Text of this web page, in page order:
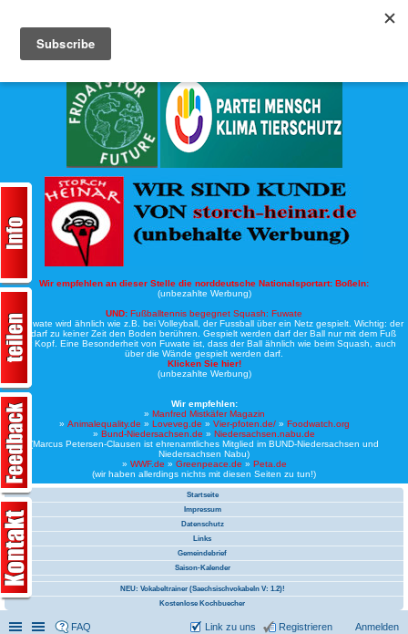
Wir empfehlen an dieser Stelle die norddeutsche Nationalsportart: Boßeln:
(unbezahlte Werbung)
UND: Fußballtennis begegnet Squash: Fuwate
Bei Fuwate wird ähnlich wie z.B. bei Volleyball, der Fussball über ein Netz gespielt. Wichtig: der
Ball darf zu keiner Zeit den Boden berühren. Gespielt werden darf der Ball nur mit dem Fuß
oder Kopf. Eine Besonderheit von Fuwate ist, dass der Ball ähnlich wie beim Squash, auch
über die Wände gespielt werden darf.
Klicken Sie hier!
(unbezahlte Werbung)
Wir empfehlen:
» Manfred Mistkäfer Magazin
» Animalequality.de » Loveveg.de » Vier-pfoten.de/» Foodwatch.org
» Bund-Niedersachsen.de » Niedersachsen.nabu.de
(Marcus Petersen-Clausen ist ehrenamtliches Mitglied im BUND-Niedersachsen und
Niedersachsen Nabu)
» WWF.de » Greenpeace.de » Peta.de
(wir haben allerdings nichts mit diesen Seiten zu tun!)
Startseite
Impressum
Datenschutz
Links
Gemeindebrief
Saison-Kalender
NEU: Vokabeltrainer (Saechsischvokabeln V: 1.2)!
Kostenlose Kochbuecher
Schnellzugriff
Linkliste
FAQ Anmelden
Registrieren
Link zu uns